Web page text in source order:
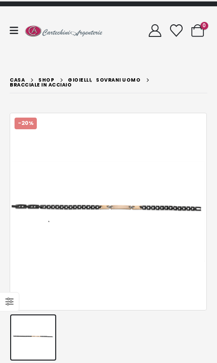
0
CASA SHOP GIOIELLI, SOVRANI UOMO
BRACCIALE IN ACCIAIO
-20%